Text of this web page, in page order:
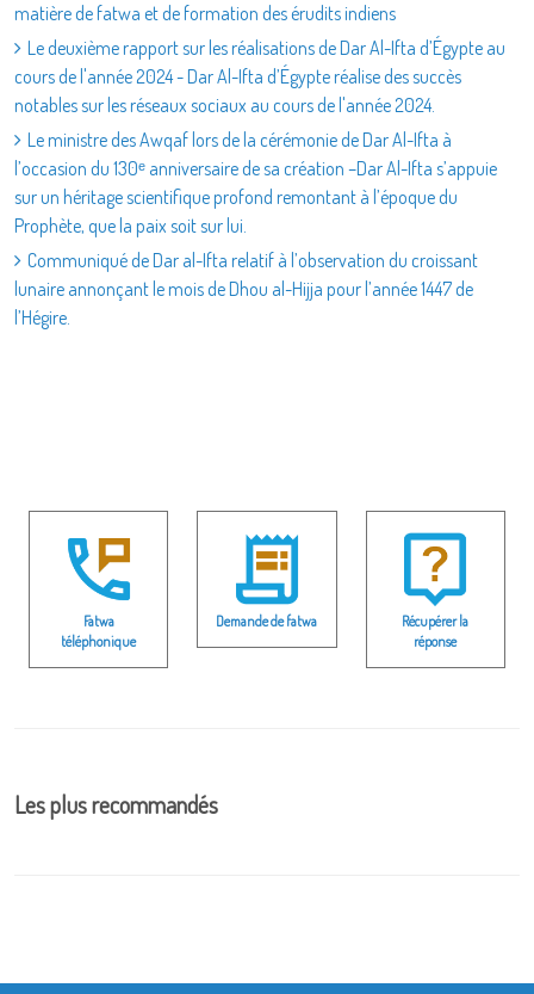
matière de fatwa et de formation des érudits indiens
Le deuxième rapport sur les réalisations de Dar Al-Ifta d’Égypte au
cours de l'année 2024 - Dar Al-Ifta d’Égypte réalise des succès
notables sur les réseaux sociaux au cours de l'année 2024.
Le ministre des Awqaf lors de la cérémonie de Dar Al-Ifta à
l’occasion du 130ᵉ anniversaire de sa création –Dar Al-Ifta s’appuie
sur un héritage scientifique profond remontant à l’époque du
Prophète, que la paix soit sur lui.
Communiqué de Dar al-Ifta relatif à l’observation du croissant
lunaire annonçant le mois de Dhou al-Hijja pour l’année 1447 de
l’Hégire.
Fatwa
téléphonique
Demande de fatwa
Récupérer la
réponse
Les plus recommandés